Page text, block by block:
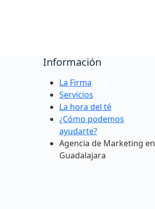
Información
La Firma
Servicios
La hora del té
¿Cómo podemos
ayudarte?
Agencia de Marketing en
Guadalajara